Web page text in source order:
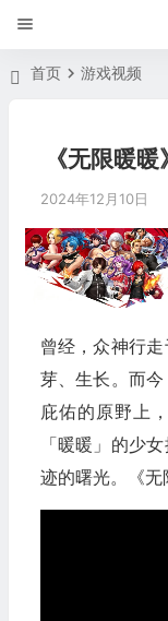
首页 游戏视频
《无限暖
2024年12月10日
曾经，众神行
芽、生长。而
庇佑的原野上
「暖暖」的少
迹的曙光。《无